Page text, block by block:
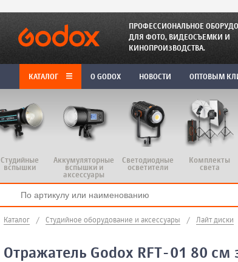
ПРОФЕССИОНАЛЬНОЕ
ДЛЯ ФОТО, ВИДЕОСЪЕМКИ И
КИНОПРОИЗВОДСТВА.
КАТАЛОГ O GODOX НОВОСТИ ОПТОВЫМ
Студийные
вспышки
Аккумуляторные
вспышки и
аксессуары
Светодиодные
осветители
Комплекты
света
Каталог / Студийное оборудование и аксессуары / Лайт диски
Отражатель Godox RFT-01 80 см